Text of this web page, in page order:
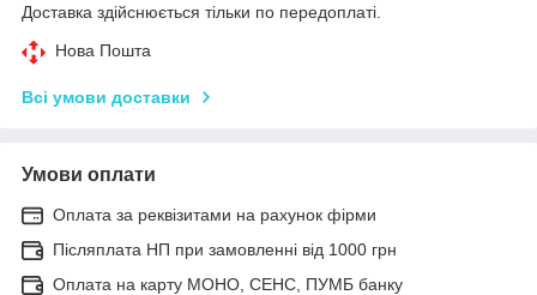
Доставка здійснюється тільки по передоплаті.
Нова Пошта
Всі умови доставки
Умови оплати
Оплата за реквізитами на рахунок фірми
Післяплата НП при замовленні від 1000 грн
Оплата на карту МОНО, СЕНС, ПУМБ банку